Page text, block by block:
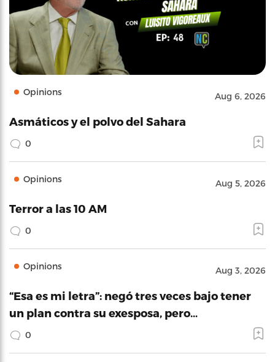
Opinions Aug 6, 2026
Asmáticos y el polvo del Sahara
0
Opinions Aug 5, 2026
Terror a las 10 AM
0
Opinions Aug 3, 2026
“Esa es mi letra”: negó tres veces bajo tener
un plan contra su exesposa, pero…
0